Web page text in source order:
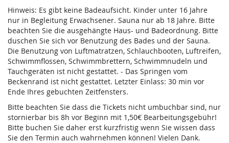
Hinweis: Es gibt keine Badeaufsicht. Kinder unter 16 Jahre
nur in Begleitung Erwachsener. Sauna nur ab 18 Jahre. Bitte
beachten Sie die ausgehängte Haus- und Badeordnung. Bitte
duschen Sie sich vor Benutzung des Bades und der Sauna.
Die Benutzung von Luftmatratzen, Schlauchbooten, Luftreifen,
Schwimmflossen, Schwimmbrettern, Schwimmnudeln und
Tauchgeräten ist nicht gestattet. - Das Springen vom
Beckenrand ist nicht gestattet. Letzter Einlass: 30 min vor
Ende Ihres gebuchten Zeitfensters.
Bitte beachten Sie dass die Tickets nicht umbuchbar sind, nur
stornierbar bis 8h vor Beginn mit 1,50€ Bearbeitungsgebühr!
Bitte buchen Sie daher erst kurzfristig wenn Sie wissen dass
Sie den Termin auch wahrnehmen können! Vielen Dank.